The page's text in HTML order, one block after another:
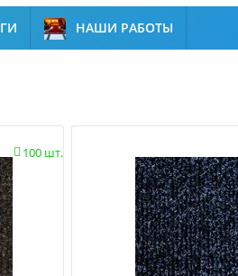
НАШИ РАБОТЫ
100 шт.
